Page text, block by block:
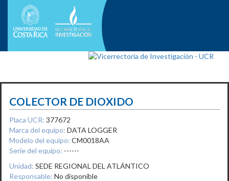
COLECTOR DE DIOXIDO
Placa UCR: 377672
Marca del equipo: DATA LOGGER
Modelo del equipo: CM0018AA
Serie del equipo: ------
Unidad: SEDE REGIONAL DEL ATLÁNTICO
Responsable: No disponible